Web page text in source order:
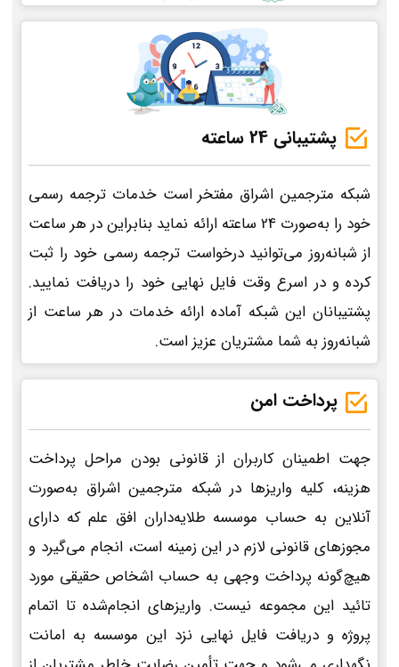
پشتیبانی 24 ساعته
شبکه مترجمین اشراق مفتخر است خدمات ترجمه رسمی
خود را به‌صورت 24 ساعته ارائه نماید بنابراین در هر ساعت
از شبانه‌روز می‌توانید درخواست ترجمه رسمی خود را ثبت
کرده و در اسرع وقت فایل نهایی خود را دریافت نمایید.
پشتیبانان این شبکه آماده ارائه خدمات در هر ساعت از
شبانه‌روز به شما مشتریان عزیز است.
پرداخت امن
جهت اطمینان کاربران از قانونی بودن مراحل پرداخت
هزینه، کلیه واریزها در شبکه مترجمین اشراق به‌صورت
آنلاین به حساب موسسه طلایه‌داران افق علم که دارای
مجوزهای قانونی لازم در این زمینه است، انجام می‌گیرد و
هیچ‌گونه پرداخت وجهی به حساب اشخاص حقیقی مورد
تائید این مجموعه نیست. واریزهای انجام‌شده تا اتمام
پروژه و دریافت فایل نهایی نزد این موسسه به امانت